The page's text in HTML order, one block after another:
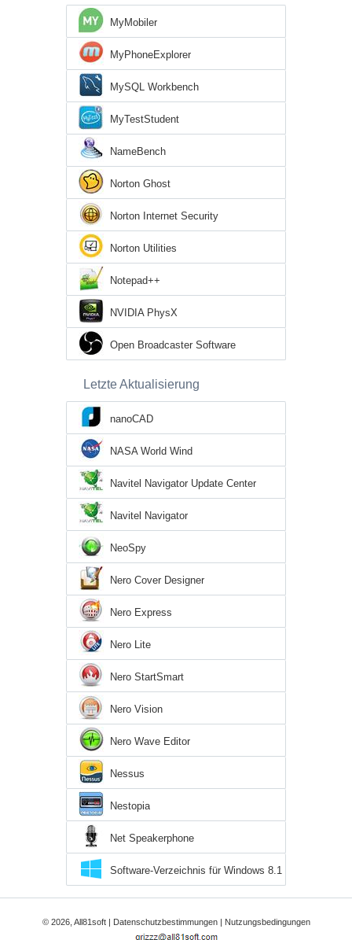
MyMobiler
MyPhoneExplorer
MySQL Workbench
MyTestStudent
NameBench
Norton Ghost
Norton Internet Security
Norton Utilities
Notepad++
NVIDIA PhysX
Open Broadcaster Software
Letzte Aktualisierung
nanoCAD
NASA World Wind
Navitel Navigator Update Center
Navitel Navigator
NeoSpy
Nero Cover Designer
Nero Express
Nero Lite
Nero StartSmart
Nero Vision
Nero Wave Editor
Nessus
Nestopia
Net Speakerphone
Software-Verzeichnis für Windows 8.1
© 2026, All81soft | Datenschutzbestimmungen| Nutzungsbedingungen